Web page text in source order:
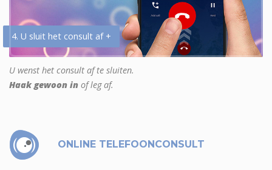
4. U sluit het consult af +
U wenst het consult af te sluiten.
Haak gewoon in of leg af.
ONLINE TELEFOONCONSULT